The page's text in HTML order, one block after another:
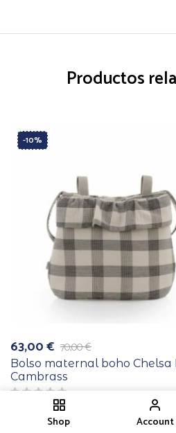
Shop Account
Productos
-10%
70,00€
El
precio
original
era:
70,00 €.
63,00€
El
precio
actual
es:
63,00 €.
Bolso maternal boho Chelsa
Cambrass